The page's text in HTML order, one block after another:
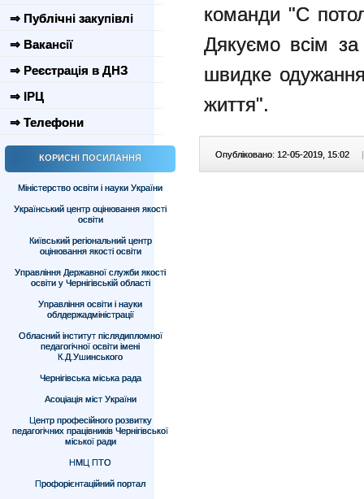
⇒ Публічні закупівлі
⇒ Вакансії
⇒ Реєстрація в ДНЗ
⇒ ІРЦ
⇒ Телефони
КОРИСНІ ПОСИЛАННЯ
Міністерство освіти і науки України
Український центр оцінювання якості
освіти
Київський регіональний центр
оцінювання якості освіти
Управління Державної служби якості
освіти у Чернігівській області
Управління освіти і науки
облдержадміністрації
Обласний інститут післядипломної
педагогічної освіти імені
К.Д.Ушинського
Чернігівська міська рада
Асоціація міст України
Центр професійного розвитку
педагогічних працівників Чернігівської
міської ради
НМЦ ПТО
Профорієнтаційний портал
команди "С
Дякуємо всім за
швидке
життя".
Опубліковано: 12-05-2019, 15:02 |